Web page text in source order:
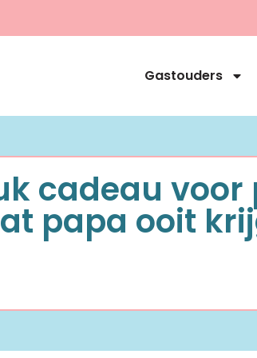
Gastouders
cadeau voor
papa ooit